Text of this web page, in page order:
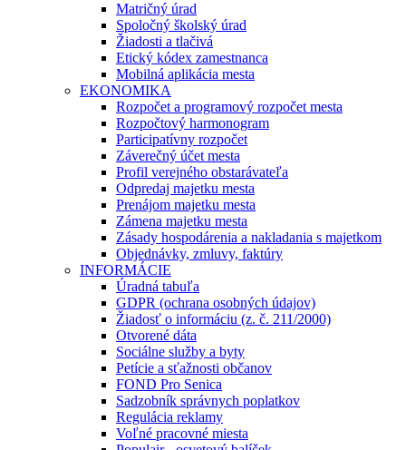
Matričný úrad
Spoločný školský úrad
Žiadosti a tlačivá
Etický kódex zamestnanca
Mobilná aplikácia mesta
EKONOMIKA
Rozpočet a programový rozpočet mesta
Rozpočtový harmonogram
Participatívny rozpočet
Záverečný účet mesta
Profil verejného obstarávateľa
Odpredaj majetku mesta
Prenájom majetku mesta
Zámena majetku mesta
Zásady hospodárenia a nakladania s majetkom
Objednávky, zmluvy, faktúry
INFORMÁCIE
Úradná tabuľa
GDPR (ochrana osobných údajov)
Žiadosť o informáciu (z. č. 211/2000)
Otvorené dáta
Sociálne služby a byty
Petície a sťažnosti občanov
FOND Pro Senica
Sadzobník správnych poplatkov
Regulácia reklamy
Voľné pracovné miesta